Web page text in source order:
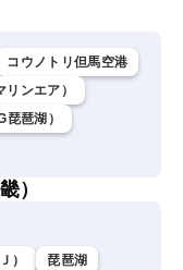
コウノトリ但馬空港
ンエア）
琶湖）
）
）
琵琶湖